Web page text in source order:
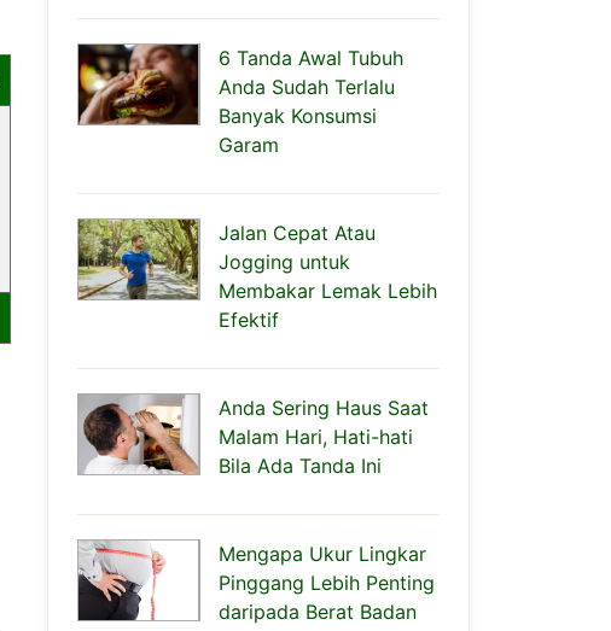
6 Tanda Awal Tubuh
Anda Sudah Terlalu
Banyak Konsumsi
Garam
Jalan Cepat Atau
Jogging untuk
Membakar Lemak Lebih
Efektif
Anda Sering Haus Saat
Malam Hari, Hati-hati
Bila Ada Tanda Ini
Mengapa Ukur Lingkar
Pinggang Lebih Penting
daripada Berat Badan